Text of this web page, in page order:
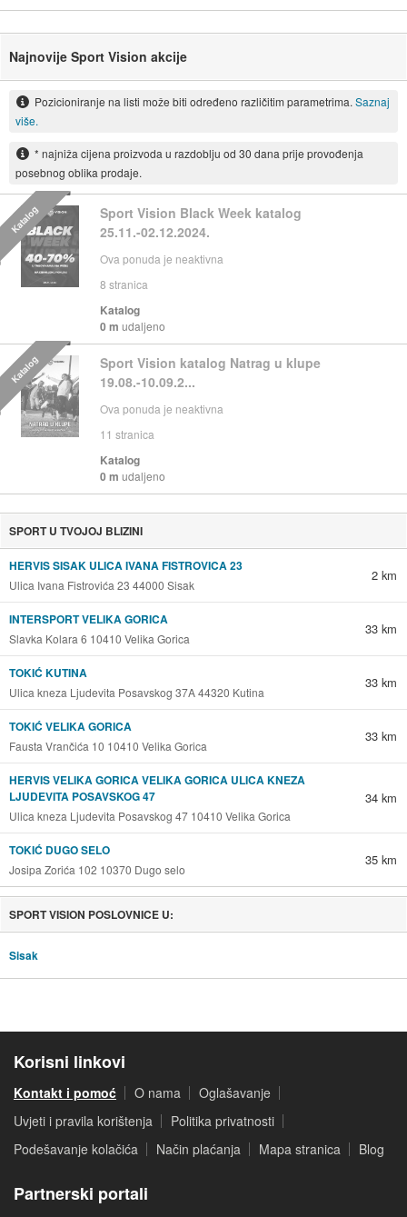
Najnovije Sport Vision akcije
Pozicioniranje na listi može biti određeno različitim parametrima. Saznaj
više.
* najniža cijena proizvoda u razdoblju od 30 dana prije provođenja
posebnog oblika prodaje.
Sport Vision Black Week katalog
25.11.-02.12.2024.
Ova ponuda je neaktivna
8 stranica
Katalog
0 m udaljeno
Katalog
Sport Vision katalog Natrag u klupe
19.08.-10.09.2...
Ova ponuda je neaktivna
11 stranica
Katalog
0 m udaljeno
Katalog
SPORT U TVOJOJ BLIZINI
HERVIS SISAK ULICA IVANA FISTROVICA 23
Ulica Ivana Fistrovića 23 44000 Sisak
2 km
INTERSPORT VELIKA GORICA
Slavka Kolara 6 10410 Velika Gorica
33 km
TOKIĆ KUTINA
Ulica kneza Ljudevita Posavskog 37A 44320 Kutina
33 km
TOKIĆ VELIKA GORICA
Fausta Vrančića 10 10410 Velika Gorica
33 km
HERVIS VELIKA GORICA VELIKA GORICA ULICA KNEZA
LJUDEVITA POSAVSKOG 47
Ulica kneza Ljudevita Posavskog 47 10410 Velika Gorica
34 km
TOKIĆ DUGO SELO
Josipa Zorića 102 10370 Dugo selo
35 km
SPORT VISION POSLOVNICE U:
Sisak
Korisni linkovi
Kontakt i pomoć O nama
Oglašavanje
Uvjeti i pravila korištenja
Politika privatnosti
Podešavanje kolačića
Način plaćanja Mapa stranica Blog
Partnerski portali